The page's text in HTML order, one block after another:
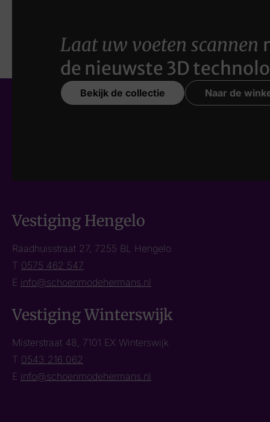
Laat uw voeten scannen
de nieuwste 3D
Bekijk de collectie Naar de
Vestiging Hengelo
Raadhuisstraat 27, 7255 BL Hengelo
T 0575 462 547
E info@schoenmodehermans.nl
Vestiging Winterswijk
Misterstraat 48, 7101 EX Winterswijk
T 0543 216 062
E info@schoenmodehermans.nl